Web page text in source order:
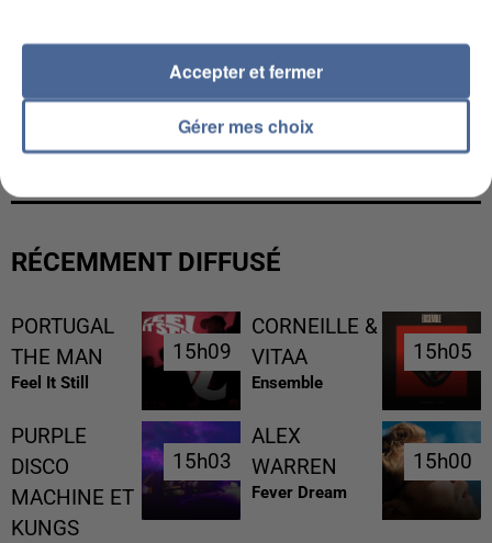
L’UN DES FONDATEURS SUPPOSÉS DE LA DZ
MAFIA INTERPELLÉ EN ALGÉRIE
RÉCEMMENT DIFFUSÉ
PORTUGAL
THE MAN
Feel It Still
15h09
15h09
CORNEILLE &
VITAA
Ensemble
15h05
15h05
PURPLE
DISCO
MACHINE ET
KUNGS
15h03
15h03
ALEX
WARREN
Fever Dream
15h00
15h00
Gérer mes choix
Accepter et fermer